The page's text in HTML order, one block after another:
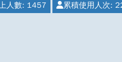
人數: 1457 累積使用人次: